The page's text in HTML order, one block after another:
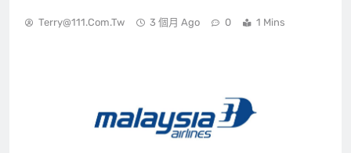
Terry@111.com.tw 3 個月 Ago 0 1 Mins